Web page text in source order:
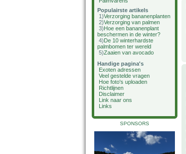
Populairste artikels
1)Verzorging bananenplanten
2)Verzorging van palmen
3)Hoe een bananenplant
beschermen in de winter?
4)De 10 winterhardste
palmbomen ter wereld
5)Zaaien van avocado
Handige pagina's
Exoten adressen
Veel gestelde vragen
Hoe foto's uploaden
Richtlijnen
Disclaimer
Link naar ons
Links
SPONSORS